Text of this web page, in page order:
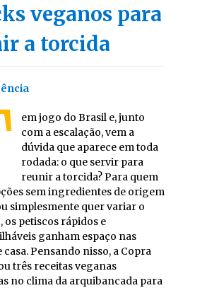
veganos para
a torcida
em jogo do Brasil e, junto
com a escalação, vem a
dúvida que aparece em toda
rodada: o que servir para
reunir a torcida? Para quem
sem ingredientes de origem
simplesmente quer variar o
os petiscos rápidos e
ganham espaço nas
casa. Pensando nisso, a Copra
três receitas veganas
no clima da arquibancada para